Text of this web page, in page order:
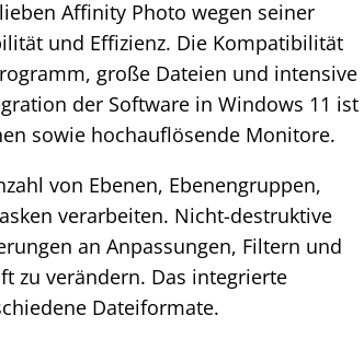
Affinity Photo wegen seiner
und Effizienz. Die Kompatibilität
große Dateien und intensive
der Software in Windows 11 ist
sowie hochauflösende Monitore.
von Ebenen, Ebenengruppen,
verarbeiten. Nicht-destruktive
an Anpassungen, Filtern und
zu verändern. Das integrierte
Dateiformate.